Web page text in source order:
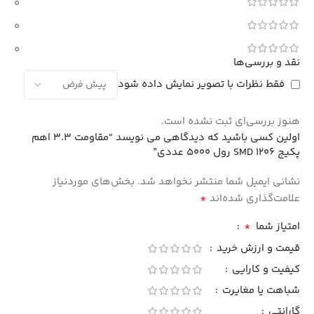
0
0
0
نقد و بررسی‌ها
فقط نظرات با تصویر نمایش داده شود
هنوز بررسی‌ای ثبت نشده است.
اولین کسی باشید که دیدگاهی می نویسد “مقاومت 3.3 اهم
پکیج 1206 SMD رول 5000 عددی”
نشانی ایمیل شما منتشر نخواهد شد. بخش‌های موردنیاز
علامت‌گذاری شده‌اند *
امتیاز شما *
قیمت و ارزش خرید
کیفیت و کارایی
شباهت یا مغایرت